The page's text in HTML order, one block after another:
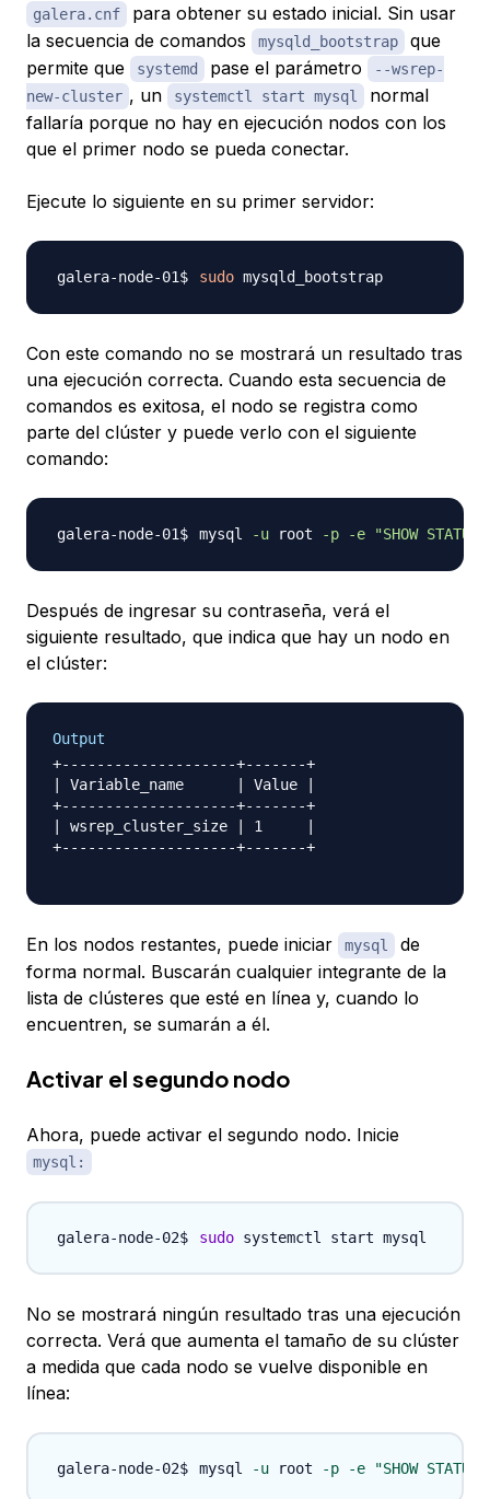
galera.cnf
para obtener su estado inicial. Sin usar
la secuencia de comandos
mysqld_bootstrap
que
permite que
systemd pase el parámetro
--wsrep-
new-cluster , un systemctl start mysql
normal
fallaría porque no hay en ejecución nodos con los
que el primer nodo se pueda conectar.
Ejecute lo siguiente en su primer servidor:
sudo
Con este comando no se mostrará un resultado tras
una ejecución correcta. Cuando esta secuencia de
comandos es exitosa, el nodo se registra como
parte del clúster y puede verlo con el siguiente
comando:
mysql -u root -p -e "SHOW
Después de ingresar su contraseña, verá el
siguiente resultado, que indica que hay un nodo en
el clúster:
Output
+--------------------+-------+
| Variable_name      | Value |
+--------------------+-------+
| wsrep_cluster_size | 1     |
+--------------------+-------+
En los nodos restantes, puede iniciar mysql
de
forma normal. Buscarán cualquier integrante de la
lista de clústeres que esté en línea y, cuando lo
encuentren, se sumarán a él.
Activar el segundo nodo
Ahora, puede activar el segundo nodo. Inicie
mysql:
sudo
No se mostrará ningún resultado tras una ejecución
correcta. Verá que aumenta el tamaño de su clúster
a medida que cada nodo se vuelve disponible en
línea:
mysql -u root -p -e "SHOW